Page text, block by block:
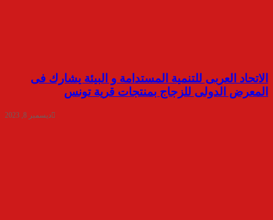
الاتحاد العربى للتنمية المستدامة و البيئة يشارك فى
المعرض الدولى للزجاج بمنتجات قرية تونس
ديسمبر 8, 2023